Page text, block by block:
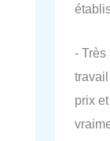
- Très
prix